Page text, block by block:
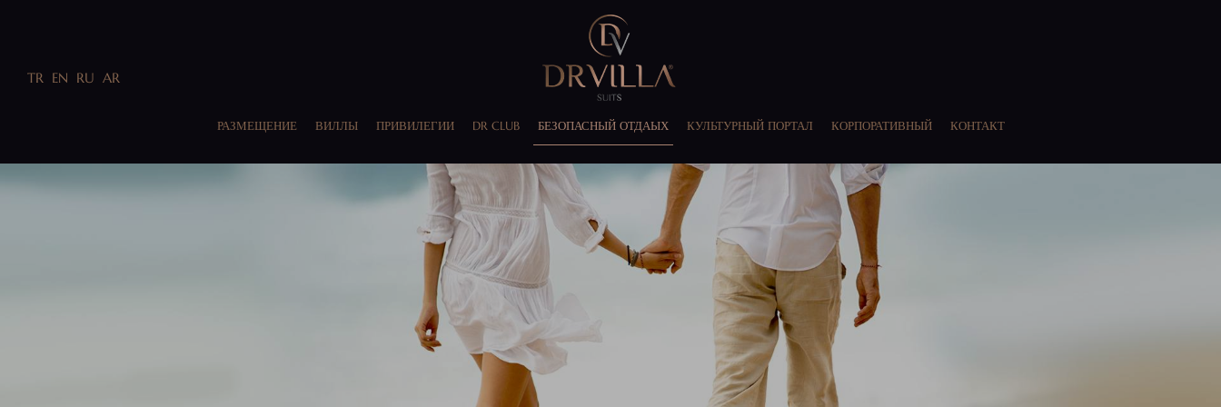
TR EN RU AR
РАЗМЕЩЕНИЕ ВИЛЛЫ ПРИВИЛЕГИИ DR CLUB БЕЗОПАСНЫЙ ОТДАЫХ КУЛЬТУРНЫЙ ПОРТАЛ КОРПОРАТИВНЫЙ КОНТАКТ